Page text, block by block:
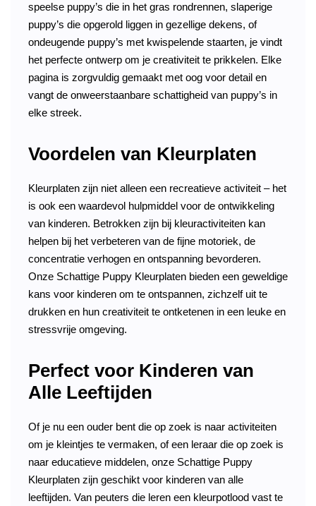
speelse puppy’s die in het gras rondrennen, slaperige
puppy’s die opgerold liggen in gezellige dekens, of
ondeugende puppy’s met kwispelende staarten, je vindt
het perfecte ontwerp om je creativiteit te prikkelen. Elke
pagina is zorgvuldig gemaakt met oog voor detail en
vangt de onweerstaanbare schattigheid van puppy’s in
elke streek.
Voordelen van Kleurplaten
Kleurplaten zijn niet alleen een recreatieve activiteit – het
is ook een waardevol hulpmiddel voor de ontwikkeling
van kinderen. Betrokken zijn bij kleuractiviteiten kan
helpen bij het verbeteren van de fijne motoriek, de
concentratie verhogen en ontspanning bevorderen.
Onze Schattige Puppy Kleurplaten bieden een geweldige
kans voor kinderen om te ontspannen, zichzelf uit te
drukken en hun creativiteit te ontketenen in een leuke en
stressvrije omgeving.
Perfect voor Kinderen van
Alle Leeftijden
Of je nu een ouder bent die op zoek is naar activiteiten
om je kleintjes te vermaken, of een leraar die op zoek is
naar educatieve middelen, onze Schattige Puppy
Kleurplaten zijn geschikt voor kinderen van alle
leeftijden. Van peuters die leren een kleurpotlood vast te